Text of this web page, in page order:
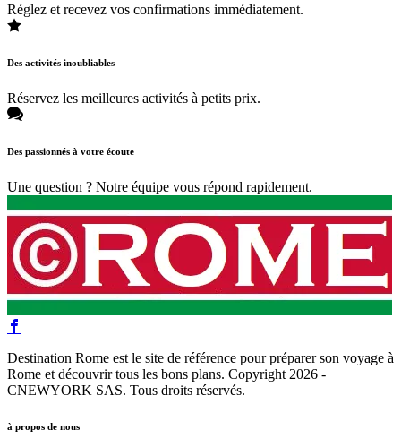
Réglez et recevez vos confirmations immédiatement.
Des activités inoubliables
Réservez les meilleures activités à petits prix.
Des passionnés à votre écoute
Une question ? Notre équipe vous répond rapidement.
Destination Rome est le site de référence pour préparer son voyage à
Rome et découvrir tous les bons plans. Copyright 2026 -
CNEWYORK SAS. Tous droits réservés.
à propos de nous